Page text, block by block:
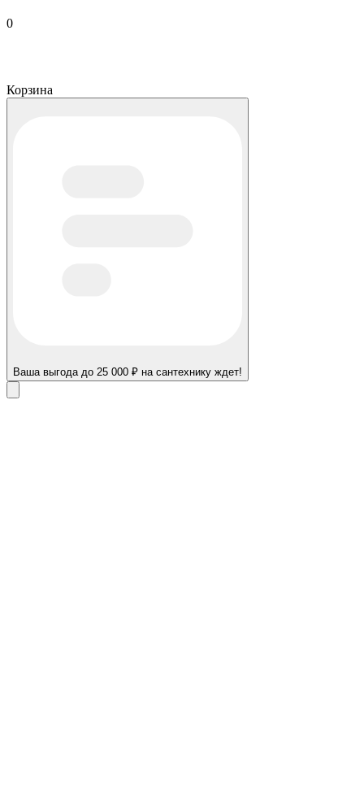
0
Корзина
Ваша выгода до 25 000 ₽ на сантехнику ждет!